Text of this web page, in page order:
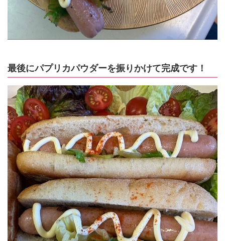
最後にパプリカパウダーを振りかけて完成です！